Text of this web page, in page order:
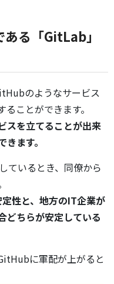
る「GitLab」
のようなサービス
ことができます。
スを立てることが出来
ます。
ているとき、同僚から
性と、地方のIT企業が
どちらが安定している
に軍配が上がると